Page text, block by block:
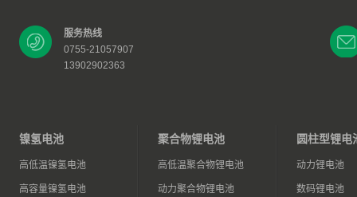
服务热线
0755-21057907
13902902363
镍氢电池
高低温镍氢电池
高容量镍氢电池
聚合物锂电池
高低温聚合物锂电池
动力聚合物锂电池
圆柱型锂电
动力锂电池
数码锂电池